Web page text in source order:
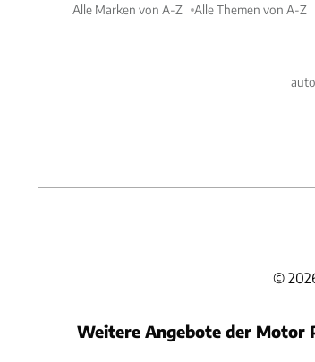
Alle Marken von A-Z Alle Themen von A-Z
©
Weitere Angebote der Motor